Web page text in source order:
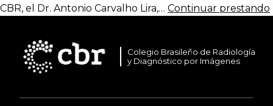
CBR, el Dr. Antonio Carvalho Lira,… Continuar prestando
Colegio Brasileño de Radiología
y Diagnóstico por Imágenes